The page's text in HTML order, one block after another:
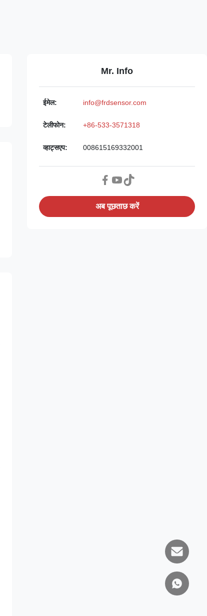
Mr. Info
ईमेल: info@frdsensor.com
टेलीफोन: +86-533-3571318
व्हाट्सएप: 008615169332001
अब पूछताछ करें